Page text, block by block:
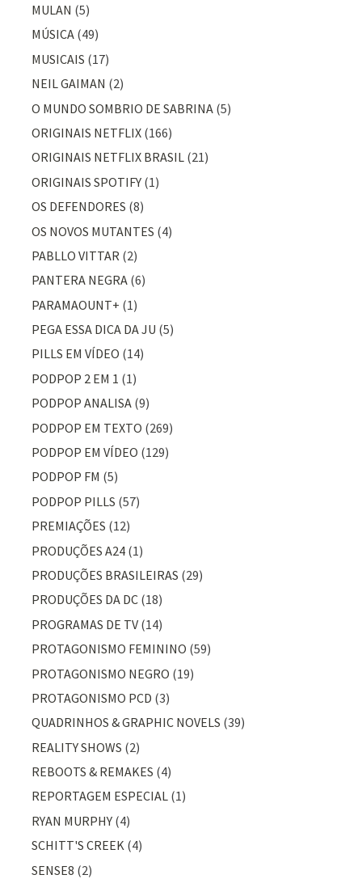
MULAN (5)
MÚSICA (49)
MUSICAIS (17)
NEIL GAIMAN (2)
O MUNDO SOMBRIO DE SABRINA (5)
ORIGINAIS NETFLIX (166)
ORIGINAIS NETFLIX BRASIL (21)
ORIGINAIS SPOTIFY (1)
OS DEFENDORES (8)
OS NOVOS MUTANTES (4)
PABLLO VITTAR (2)
PANTERA NEGRA (6)
PARAMAOUNT+ (1)
PEGA ESSA DICA DA JU (5)
PILLS EM VÍDEO (14)
PODPOP 2 EM 1 (1)
PODPOP ANALISA (9)
PODPOP EM TEXTO (269)
PODPOP EM VÍDEO (129)
PODPOP FM (5)
PODPOP PILLS (57)
PREMIAÇÕES (12)
PRODUÇÕES A24 (1)
PRODUÇÕES BRASILEIRAS (29)
PRODUÇÕES DA DC (18)
PROGRAMAS DE TV (14)
PROTAGONISMO FEMININO (59)
PROTAGONISMO NEGRO (19)
PROTAGONISMO PCD (3)
QUADRINHOS & GRAPHIC NOVELS (39)
REALITY SHOWS (2)
REBOOTS & REMAKES (4)
REPORTAGEM ESPECIAL (1)
RYAN MURPHY (4)
SCHITT'S CREEK (4)
SENSE8 (2)